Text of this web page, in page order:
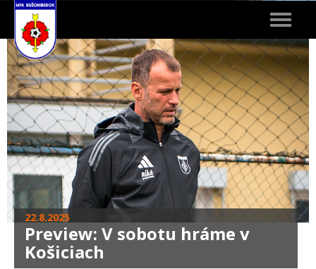
Toggle
22.8.2025
Preview: V sobotu hráme v
Košiciach